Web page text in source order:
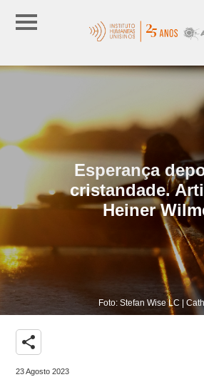
Esperança
cristandade.
Heiner
Foto: Stefan Wise LC |
share
23 Agosto 2023